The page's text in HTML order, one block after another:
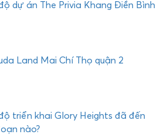
dự án The Privia Khang Điền Bình
Land Mai Chí Thọ quận 2
triển khai Glory Heights đã đến
nào?